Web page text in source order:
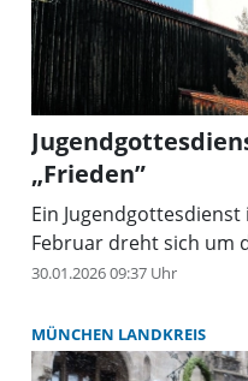
„Frieden”
Ein
Februar dreht sich um
30.01.2026 09:37 Uhr
MÜNCHEN LANDKREIS